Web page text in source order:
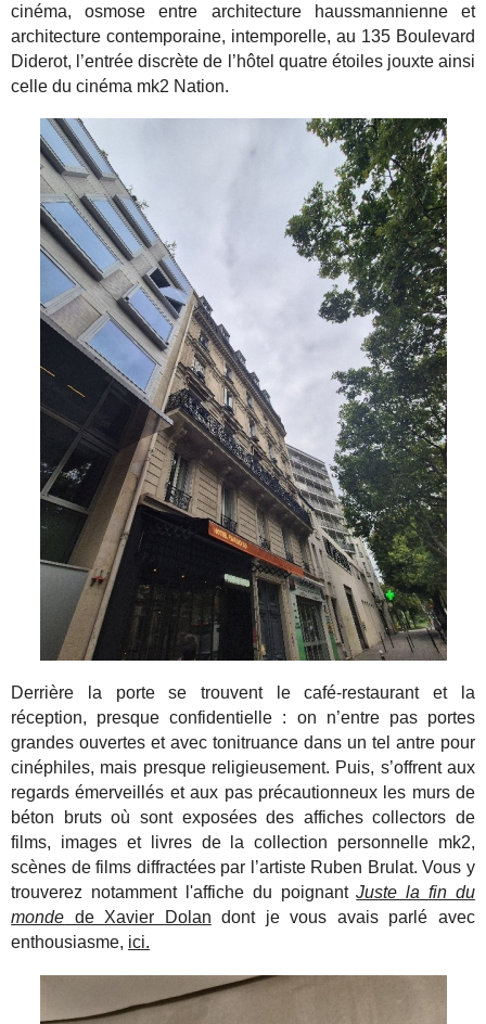
cinéma, osmose entre architecture haussmannienne et
architecture contemporaine, intemporelle, au 135 Boulevard
Diderot, l’entrée discrète de l’hôtel quatre étoiles jouxte ainsi
celle du cinéma mk2 Nation.
Derrière la porte se trouvent le café-restaurant et la
réception, presque confidentielle : on n’entre pas portes
grandes ouvertes et avec tonitruance dans un tel antre pour
cinéphiles, mais presque religieusement. Puis, s’offrent aux
regards émerveillés et aux pas précautionneux les murs de
béton bruts où sont exposées des affiches collectors de
films, images et livres de la collection personnelle mk2,
scènes de films diffractées par l’artiste Ruben Brulat. Vous y
trouverez notamment l'affiche du poignantJuste la fin du
monde de Xavier Dolan dont je vous avais parlé avec
enthousiasme, ici.